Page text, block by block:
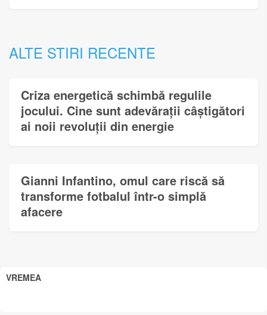
ALTE STIRI RECENTE
Criza energetică schimbă regulile
jocului. Cine sunt adevărații câștigători
ai noii revoluții din energie
Gianni Infantino, omul care riscă să
transforme fotbalul într-o simplă
afacere
VREMEA